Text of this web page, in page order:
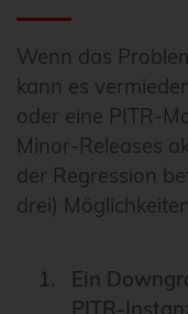
Wenn das
kann es
oder eine PITR-
Minor-Releases
der Regression
drei)
Ein